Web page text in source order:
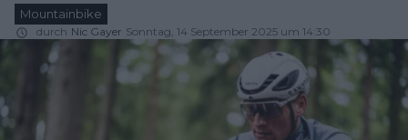
Mountainbike
durch Nic Gayer Sonntag, 14 September 2025 um 14:30